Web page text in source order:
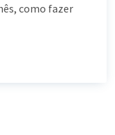
como fazer